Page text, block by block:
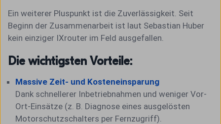
Ein weiterer Pluspunkt ist die Zuverlässigkeit. Seit
Beginn der Zusammenarbeit ist laut Sebastian Huber
kein einziger IXrouter im Feld ausgefallen.
Die wichtigsten Vorteile:
Massive Zeit- und Kosteneinsparung
Dank schnellerer Inbetriebnahmen und weniger Vor-
Ort-Einsätze (z. B. Diagnose eines ausgelösten
Motorschutzschalters per Fernzugriff).